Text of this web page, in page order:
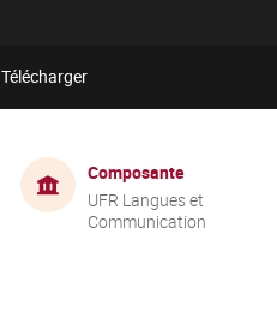
Télécharger
Composante
UFR Langues et
Communication